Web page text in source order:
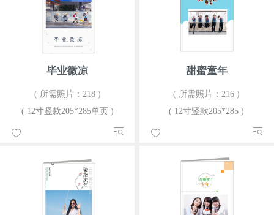
毕业微凉
( 所需照片：218 )
( 12寸竖款205*285单页 )
甜蜜童年
( 所需照片：216 )
( 12寸竖款205*285 )